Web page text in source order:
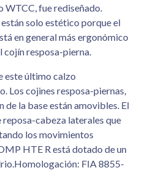
WTCC, fue rediseñado.
solo estético porque el
en general más ergonómico
cojín resposa-pierna.
este último calzo
Los cojines resposa-piernas,
de la base están amovibles. El
cabeza laterales que
los movimientos
HTE R está dotado de un
FIA 8855-